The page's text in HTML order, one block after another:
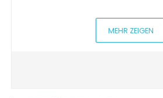
MEHR ZEIGEN